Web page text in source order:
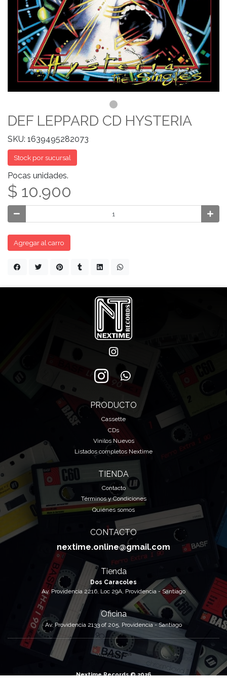
DEF LEPPARD CD HYSTERIA
SKU: 1639495282073
Stock por sucursal
Pocas unidades.
$ 10.900
Agregar al carro
PRODUCTO
Cassette
CDs
Vinilos Nuevos
Listados completos Nextime
TIENDA
Contacto
Términos y Condiciones
Quiénes somos
CONTACTO
nextime.online@gmail.com
Tienda
Dos Caracoles
Av. Providencia 2216, Loc 29A, Providencia - Santiago
Oficina
Av. Providencia 2133 of 205, Providencia - Santiago
Nextime Records © 2026